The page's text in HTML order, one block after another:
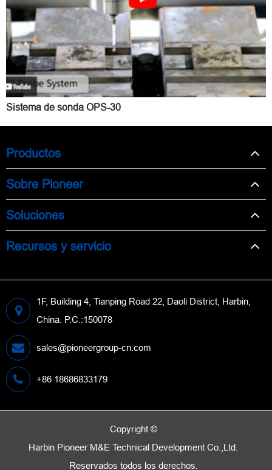
Sistema de sonda OPS-30
Productos
Sobre Pioneer
Soluciones
Recursos y servicio
1F, Building 4, Tianping Road 22, Daoli District, Harbin,
China. P.C.:150078
sales@pioneergroup-cn.com
+86 18686833179
Copyright ©
Harbin Pioneer M&E Technical Development Co.,Ltd.
Reservados todos los derechos.